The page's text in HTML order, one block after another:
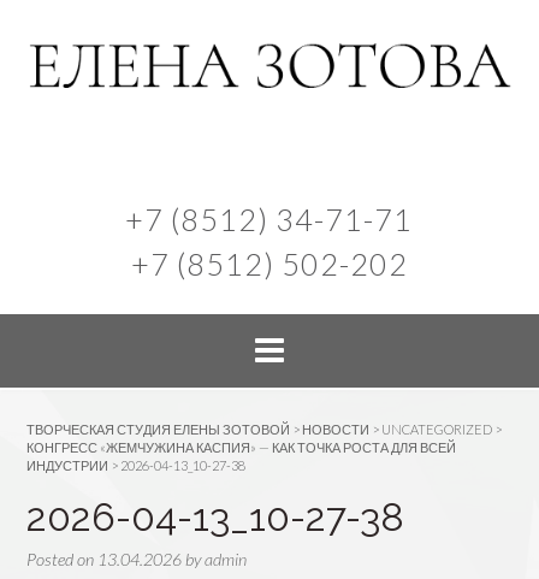
+7 (8512) 34-71-71
+7 (8512) 502-202
ТВОРЧЕСКАЯ СТУДИЯ ЕЛЕНЫ ЗОТОВОЙ > НОВОСТИ > UNCATEGORIZED >
КОНГРЕСС «ЖЕМЧУЖИНА КАСПИЯ» — КАК ТОЧКА РОСТА ДЛЯ ВСЕЙ
ИНДУСТРИИ > 2026-04-13_10-27-38
2026-04-13_10-27-38
Posted on 13.04.2026 byadmin